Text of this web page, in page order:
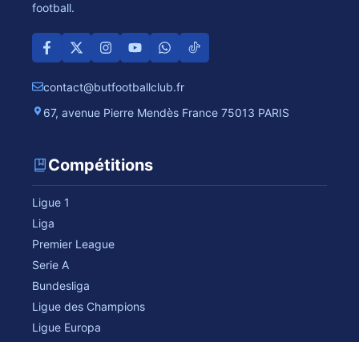
football.
contact@butfootballclub.fr
67, avenue Pierre Mendès France 75013 PARIS
Compétitions
Ligue 1
Liga
Premier League
Serie A
Bundesliga
Ligue des Champions
Ligue Europa